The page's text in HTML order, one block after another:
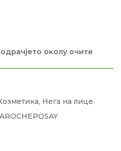
околу очите
, Нега на лице